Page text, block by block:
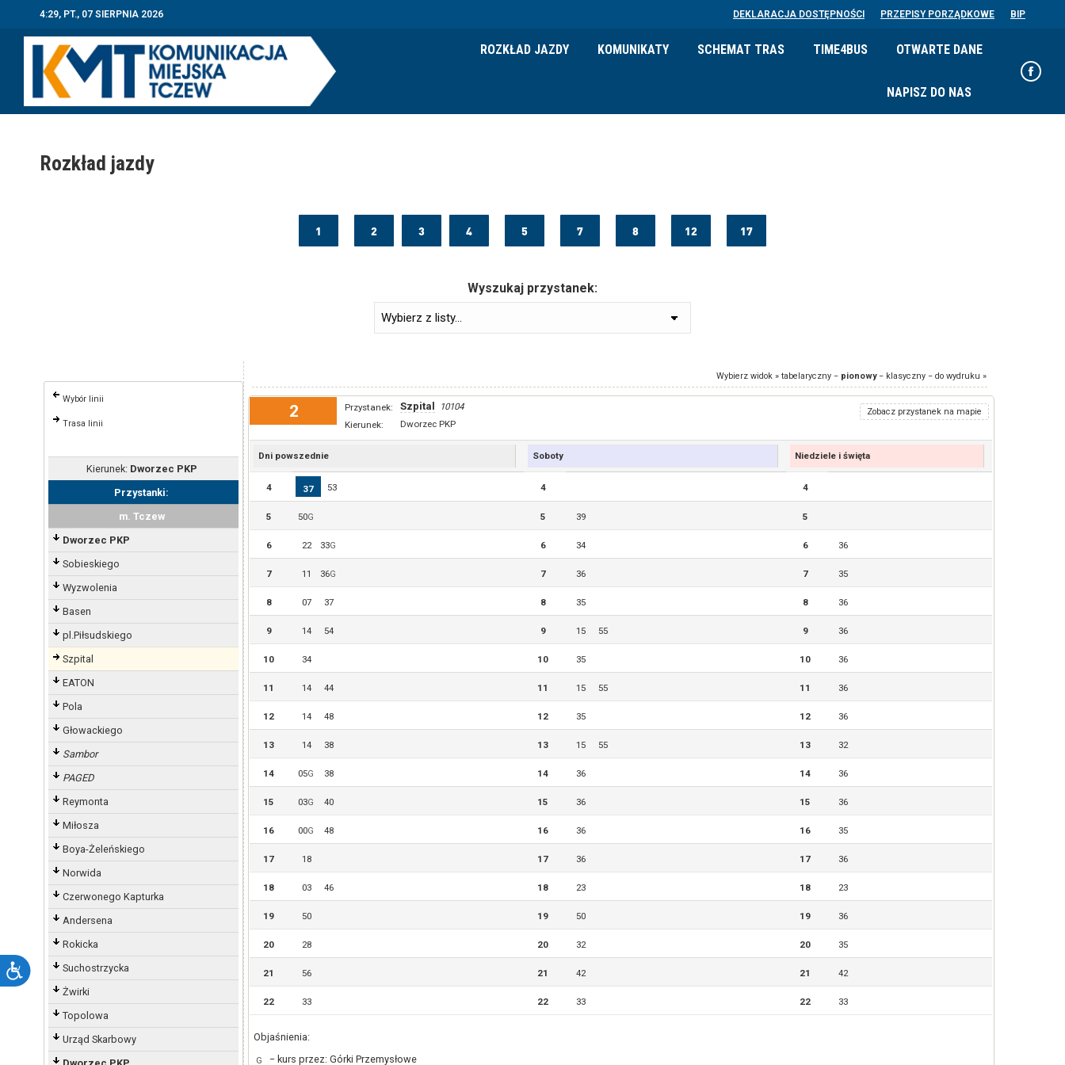
4:29, PT., 07 SIERPNIA 2026 DEKLARACJA DOSTĘPNOŚCI PRZEPISY PORZĄDKOWE BIP
ROZKŁAD JAZDY KOMUNIKATY SCHEMAT TRAS TIME4BUS OTWARTE DANE
NAPISZ DO NAS
Rozkład jazdy
1 2 3 4 5 7 8 12 17
Wyszukaj przystanek:
Wybór linii
Trasa linii
Kierunek: Dworzec PKP
Przystanki:
m. Tczew
Dworzec PKP
Sobieskiego
Wyzwolenia
Basen
pl.Piłsudskiego
Szpital
EATON
Pola
Głowackiego
Sambor
PAGED
Reymonta
Miłosza
Boya-Żeleńskiego
Norwida
Czerwonego Kapturka
Andersena
Rokicka
Suchostrzycka
Żwirki
Topolowa
Urząd Skarbowy
Wybierz widok » tabelaryczny− pionowy− klasyczny− do wydruku »
2 Zobacz przystanek na mapie
Przystanek: Szpital
10104
Kierunek:
Dworzec PKP
Dni powszednie Soboty Niedziele i święta
4 37 53 4 4
5 50G 5 39 5
6 22 33G 6 34 6 36
7 11 36G 7 36 7 35
8 07 37 8 35 8 36
9 14 54 9 15 55 9 36
10 34 10 35 10 36
11 14 44 11 15 55 11 36
12 14 48 12 35 12 36
13 14 38 13 15 55 13 32
14 05G 38 14 36 14 36
15 03G 40 15 36 15 36
16 00G 48 16 36 16 35
17 18 17 36 17 36
18 03 46 18 23 18 23
19 50 19 50 19 36
20 28 20 32 20 35
21 56 21 42 21 42
22 33 22 33 22 33
Objaśnienia:
G − kurs przez: Górki Przemysłowe
new